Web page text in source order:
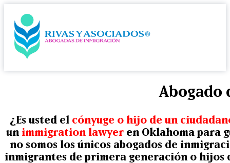
Abogado
¿Es usted el cónyuge o hijo de un
un immigration lawyer en Oklahoma para
no somos los únicos abogados de
inmigrantes deprimera generación o hijos